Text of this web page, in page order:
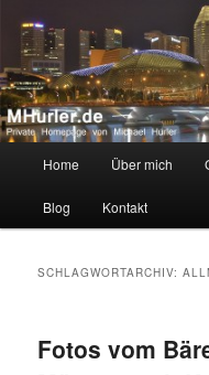
primären
Inhalt
springen
sekundären
Inhalt
springenMHurler.de
Private Homepage von
Home Über mich
Blog Kontakt
SCHLAGWORTARCHIV:
Fotos vom